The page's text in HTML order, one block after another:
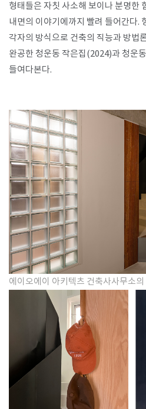
형태들은 자칫 사소해 보이나 분명한
내면의 이야기에까지 빨려 들어간다.
각자의 방식으로 건축의 직능과 방법
완공한 청운동 작은집(2024)과 청운
들여다본다.
에이오에이 아키텍츠 건축사사무소